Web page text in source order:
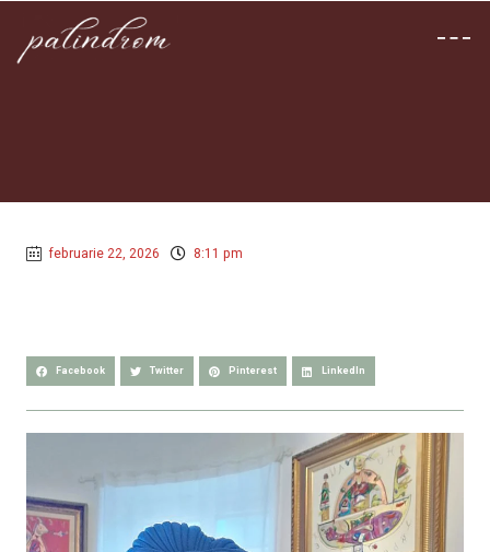
februarie 22, 2026 8:11 pm
Facebook Twitter Pinterest LinkedIn